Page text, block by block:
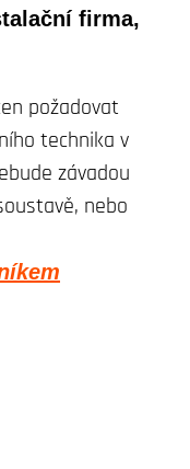
firma,
požadovat
technika v
závadou
nebo